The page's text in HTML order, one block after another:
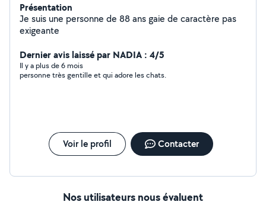
Présentation
Je suis une personne de 88 ans gaie de caractère pas
exigeante
Dernier avis laissé par NADIA : 4/5
Il y a plus de 6 mois
personne très gentille et qui adore les chats.
Voir le profil Contacter
Nos utilisateurs nous évaluent